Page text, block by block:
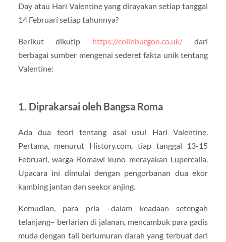
Day atau Hari Valentine yang dirayakan setiap tanggal
14 Februari setiap tahunnya?
Berikut dikutip https://colinburgon.co.uk/dari
berbagai sumber mengenai sederet fakta unik tentang
Valentine:
1. Diprakarsai oleh Bangsa Roma
Ada dua teori tentang asal usul Hari Valentine.
Pertama, menurut History.com, tiap tanggal 13-15
Februari, warga Romawi kuno merayakan Lupercalia.
Upacara ini dimulai dengan pengorbanan dua ekor
kambing jantan dan seekor anjing.
Kemudian, para pria –dalam keadaan setengah
telanjang– berlarian di jalanan, mencambuk para gadis
muda dengan tali berlumuran darah yang terbuat dari